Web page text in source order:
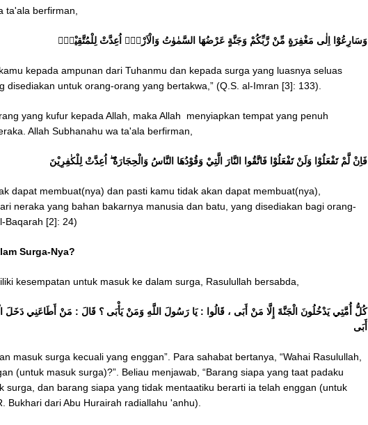
ta'ala berfirman,
وَسَارِعُوْٓا اِلٰى مَغْفِرَةٍ مِّنْ رَّبِّكُمْ وَجَنَّةٍ عَرْضُهَا السَّمٰوٰتُ وَالْاَرْضُۙ اُعِدَّتْ لِلْمُتَّقِيْنَۙ
kepada ampunan dari Tuhanmu dan kepada surga yang luasnya seluas
disediakan untuk orang-orang yang bertakwa,” (Q.S. al-Imran [3]: 133).
yang kufur kepada Allah, maka Allah menyiapkan tempat yang penuh
Allah Subhanahu wa ta'ala berfirman,
فَاِنْ لَّمْ تَفْعَلُوْا وَلَنْ تَفْعَلُوْا فَاتَّقُوا النَّارَ الَّتِيْ وَقُوْدُهَا النَّاسُ وَالْحِجَارَةُ ۖ اُعِدَّتْ لِلْكٰفِرِيْنَ
dapat membuat(nya) dan pasti kamu tidak akan dapat membuat(nya),
neraka yang bahan bakarnya manusia dan batu, yang disediakan bagi orang-
Baqarah [2]: 24)
Surga-Nya?
kesempatan untuk masuk ke dalam surga, Rasulullah bersabda,
كُلُّ أُمَّتِي يَدْخُلُونَ الْجَنَّةَ إِلَّا مَنْ أَبَى ، قَالُوا : يَا رَسُولَ اللَّهِ وَمَنْ يَأْبَى ؟ قَالَ : مَنْ أَطَاعَنِي
أَبَى
masuk surga kecuali yang enggan”. Para sahabat bertanya, “Wahai Rasulullah,
(untuk masuk surga)?”. Beliau menjawab, “Barang siapa yang taat padaku
surga, dan barang siapa yang tidak mentaatiku berarti ia telah enggan (untuk
Bukhari dari Abu Hurairah radiallahu 'anhu).